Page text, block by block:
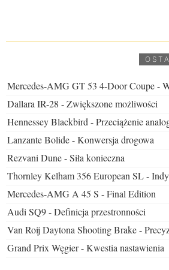
Mercedes-AMG GT 53 4-Door Coupe -
Dallara IR-28 - Zwiększone możliwości
Hennessey Blackbird - Przeciążenie
Lanzante Bolide - Konwersja drogowa
Rezvani Dune - Siła konieczna
Thornley Kelham 356 European SL -
Mercedes-AMG A 45 S - Final Edition
Audi SQ9 - Definicja przestronności
Van Roij Daytona Shooting Brake -
Grand Prix Węgier - Kwestia nastawienia